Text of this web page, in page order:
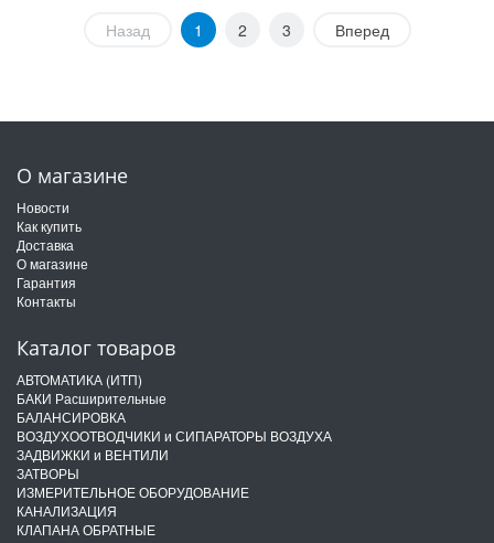
Назад 1 2 3 Вперед
О магазине
Новости
Как купить
Доставка
О магазине
Гарантия
Контакты
Каталог товаров
АВТОМАТИКА (ИТП)
БАКИ Расширительные
БАЛАНСИРОВКА
ВОЗДУХООТВОДЧИКИ и СИПАРАТОРЫ ВОЗДУХА
ЗАДВИЖКИ и ВЕНТИЛИ
ЗАТВОРЫ
ИЗМЕРИТЕЛЬНОЕ ОБОРУДОВАНИЕ
КАНАЛИЗАЦИЯ
КЛАПАНА ОБРАТНЫЕ